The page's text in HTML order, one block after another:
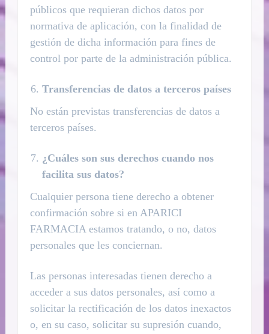
públicos que requieran dichos datos por
normativa de aplicación, con la finalidad de
gestión de dicha información para fines de
control por parte de la administración pública.
Transferencias de datos a terceros países
No están previstas transferencias de datos a
terceros países.
¿Cuáles son sus derechos cuando nos
facilita sus datos?
Cualquier persona tiene derecho a obtener
confirmación sobre si en APARICI
FARMACIA estamos tratando, o no, datos
personales que les conciernan.
Las personas interesadas tienen derecho a
acceder a sus datos personales, así como a
solicitar la rectificación de los datos inexactos
o, en su caso, solicitar su supresión cuando,